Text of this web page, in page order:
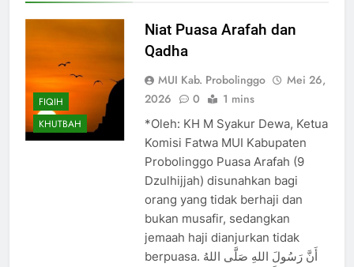
FIQIH
KHUTBAH
Niat Puasa Arafah dan
Qadha
MUI Kab. Probolinggo
Mei 26,
2026
0 1 mins
*Oleh: KH M Syakur Dewa, Ketua
Komisi Fatwa MUI Kabupaten
Probolinggo Puasa Arafah (9
Dzulhijjah) disunahkan bagi
orang yang tidak berhaji dan
bukan musafir, sedangkan
jemaah haji dianjurkan tidak
berpuasa. أَنَّ رَسُولَ اللهِ صَلَّى اللهُ